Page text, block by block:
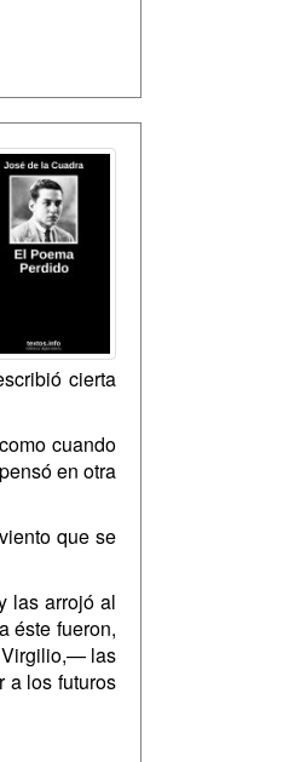
cierta
cuando
en otra
que se
las arrojó al
éste fueron,
Virgilio,— las
a los futuros